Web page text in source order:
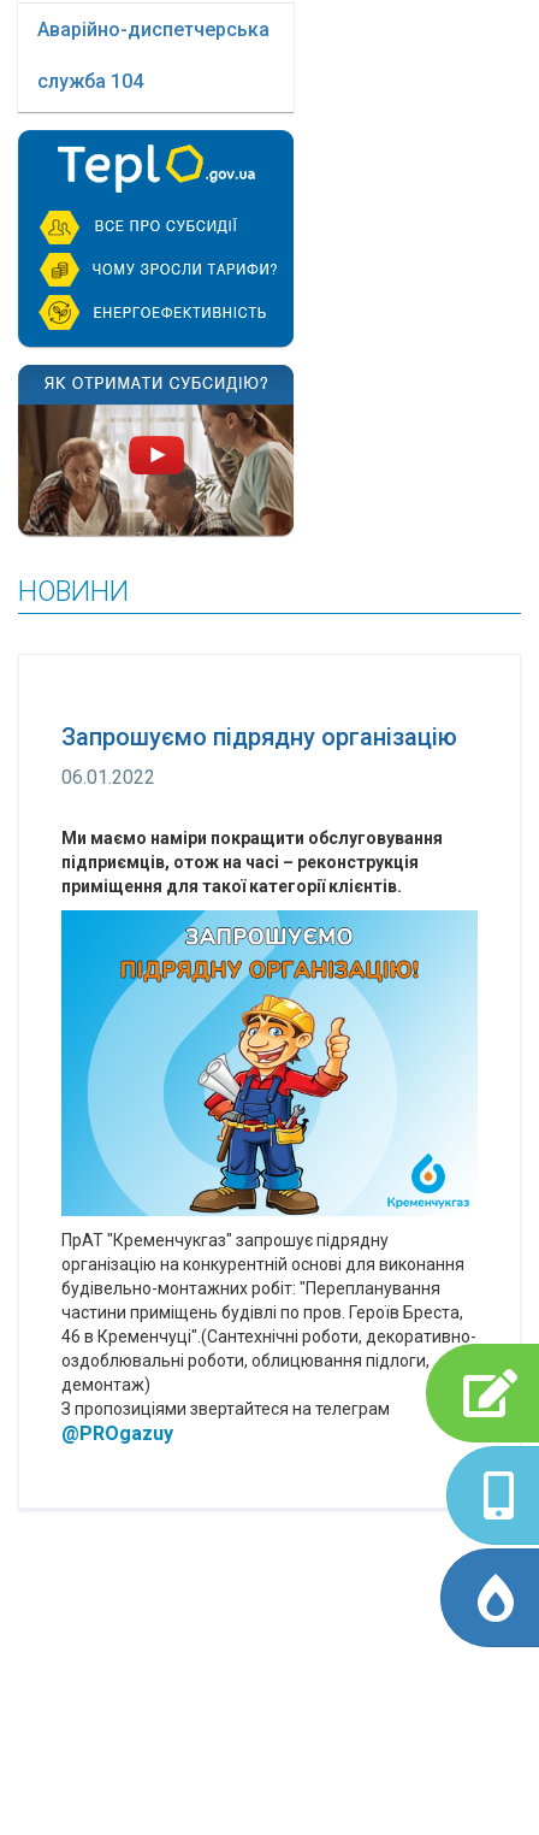
Аварійно-диспетчерська
служба 104
НОВИНИ
Запрошуємо підрядну організацію
06.01.2022
Ми маємо наміри покращити обслуговування
підприємців, отож на часі – реконструкція
приміщення для такої категорії клієнтів.
ПрАТ "Кременчукгаз" запрошує підрядну
організацію на конкурентній основі для виконання
будівельно-монтажних робіт: "Перепланування
частини приміщень будівлі по пров. Героїв Бреста,
46 в Кременчуці".(Сантехнічні роботи, декоративно-
оздоблювальні роботи, облицювання підлоги,
демонтаж)
З пропозиціями звертайтеся на телеграм
@PROgazuy